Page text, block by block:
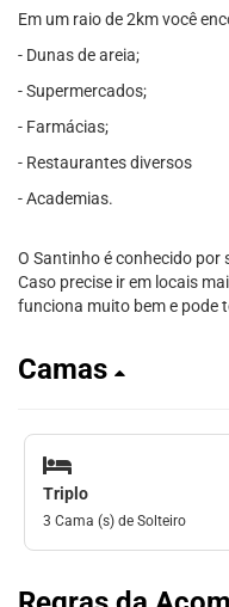
Em um raio de 2km você
- Dunas de areia;
- Supermercados;
- Farmácias;
- Restaurantes diversos
- Academias.
O Santinho é conhecido
Caso precise ir em locais
funciona muito bem e pode
Camas
Triplo
3 Cama (s) de Solteiro